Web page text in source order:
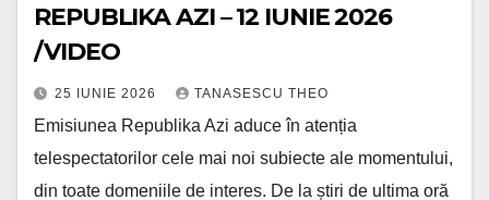
REPUBLIKA AZI – 12 IUNIE 2026
/VIDEO
25 IUNIE 2026 TANASESCU THEO
Emisiunea Republika Azi aduce în atenția
telespectatorilor cele mai noi subiecte ale momentului,
din toate domeniile de interes. De la știri de ultima oră